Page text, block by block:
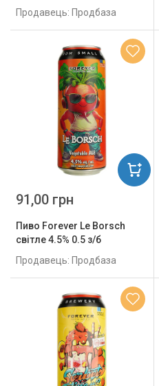
Продавець: Продбаза
Пиво Forever Le Borsch
світле 4.5% 0.5 з/б
Продавець: Продбаза
91,00 грн